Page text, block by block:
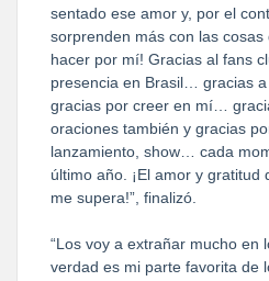
sentado ese amor y, por el
sorprenden más con las
hacer por mí! Gracias al fans
presencia en Brasil… gracias a
gracias por creer en mí…
oraciones también y gracias
lanzamiento, show… cada
último año. ¡El amor y gratitud
me supera!”, finalizó.
“Los voy a extrañar mucho
verdad es mi parte favorita de